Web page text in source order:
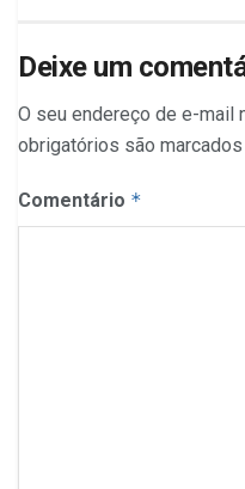
Deixe um
O seu endereço de e-mail
obrigatórios são
Comentário *